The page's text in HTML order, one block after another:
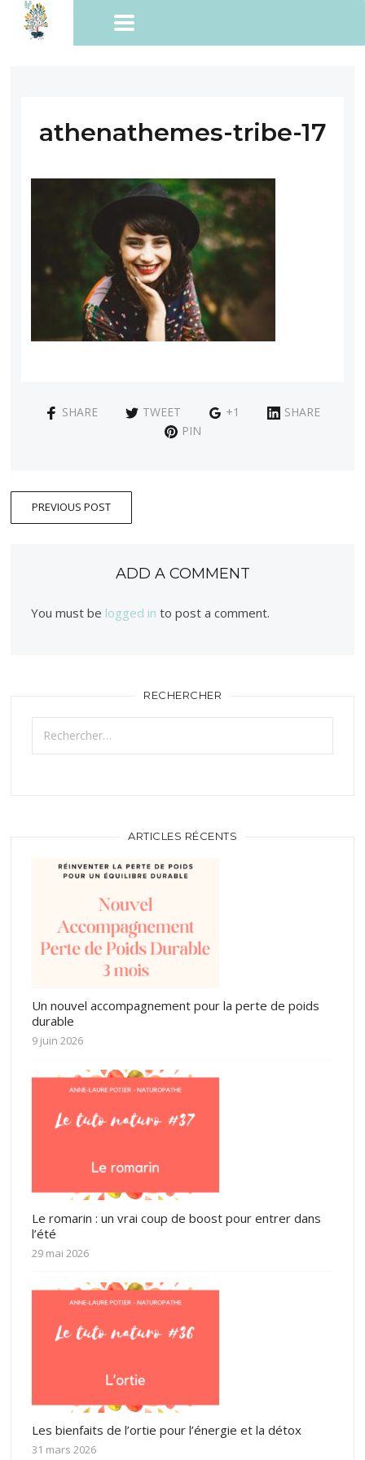
athenathemes-tribe-17
SHARE TWEET +1
SHARE
PIN
PREVIOUS POST
ADD A COMMENT
You must be logged in to post a comment.
RECHERCHER
Rechercher :
ARTICLES RÉCENTS
Un nouvel accompagnement pour la perte de poids
durable
9 juin 2026
Le romarin : un vrai coup de boost pour entrer dans
l’été
29 mai 2026
Les bienfaits de l’ortie pour l’énergie et la détox
31 mars 2026